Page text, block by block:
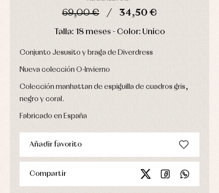
69,00 € 34,50 €
HORAS MIN
Talla: 18 meses - Color: Unico
Conjunto Jesusito y braga de Diverdress
Nueva colección O-Invierno
Colección manhattan de espiguilla de cuadros gris,
negro y coral.
Fabricado en España
Añadir favorito
Compartir
de
Ropa
Ropa